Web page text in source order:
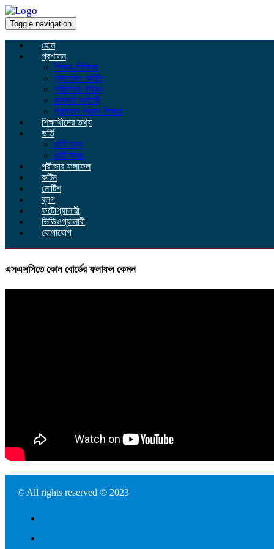
Toggle navigation
হোম
প্রশাসন
শিক্ষক-শিক্ষিকা
ম্যানেজিং কমিটি
পরিচালনা পরিষদ
কর্মকর্তা কর্মচারী
প্রাক্তন প্রধান শিক্ষক
শিক্ষার্থীদের তথ্য
ভর্তি
ভর্তি তথ্য
ভর্তি ফরম
পরীক্ষার ফলাফল
রুটিন
নোটিশ
ব্লগ
ফটোগ্যালারী
ভিডিওগ্যালারী
যোগাযোগ
এসএসসিতে কোন বোর্ডের ফলাফল কেমন
© All rights reserved © 2023